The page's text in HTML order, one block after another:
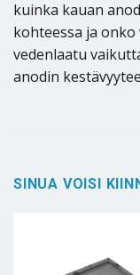
kuinka kauan
kohteessa ja onko
vedenlaatu
anodin
SINUA VOISI